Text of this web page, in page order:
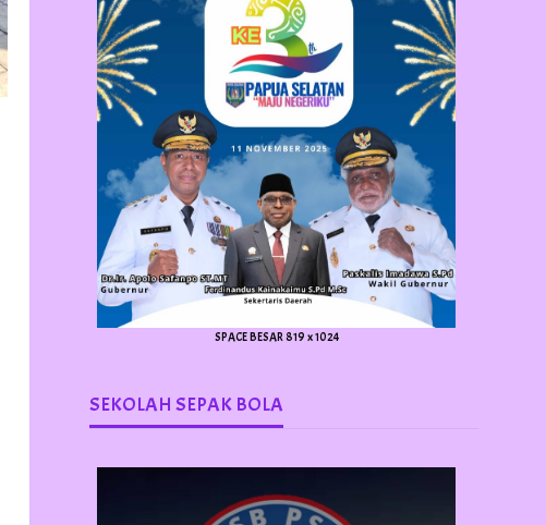
SPACE BESAR 819 x 1024
SEKOLAH SEPAK BOLA